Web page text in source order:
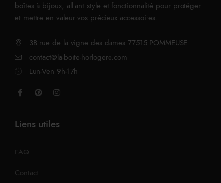
boîtes à bijoux, alliant style et fonctionnalité pour protéger
et mettre en valeur vos précieux accessoires.
3B rue de la vigne des dames 77515 POMMEUSE
contact@la-boite-horlogere.com
Lun-Ven 9h-17h
Liens utiles
FAQ
Contact